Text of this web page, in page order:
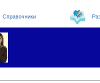
Справочники